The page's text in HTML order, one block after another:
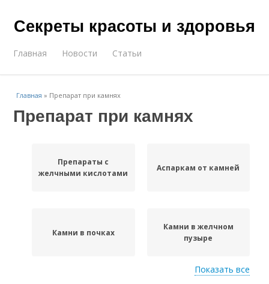
Секреты красоты и здоровья
Главная Новости Статьи
Главная » Препарат при камнях
Препарат при камнях
Препараты с
желчными кислотами
Аспаркам от камней
Камни в почках
Камни в желчном
пузыре
Показать все